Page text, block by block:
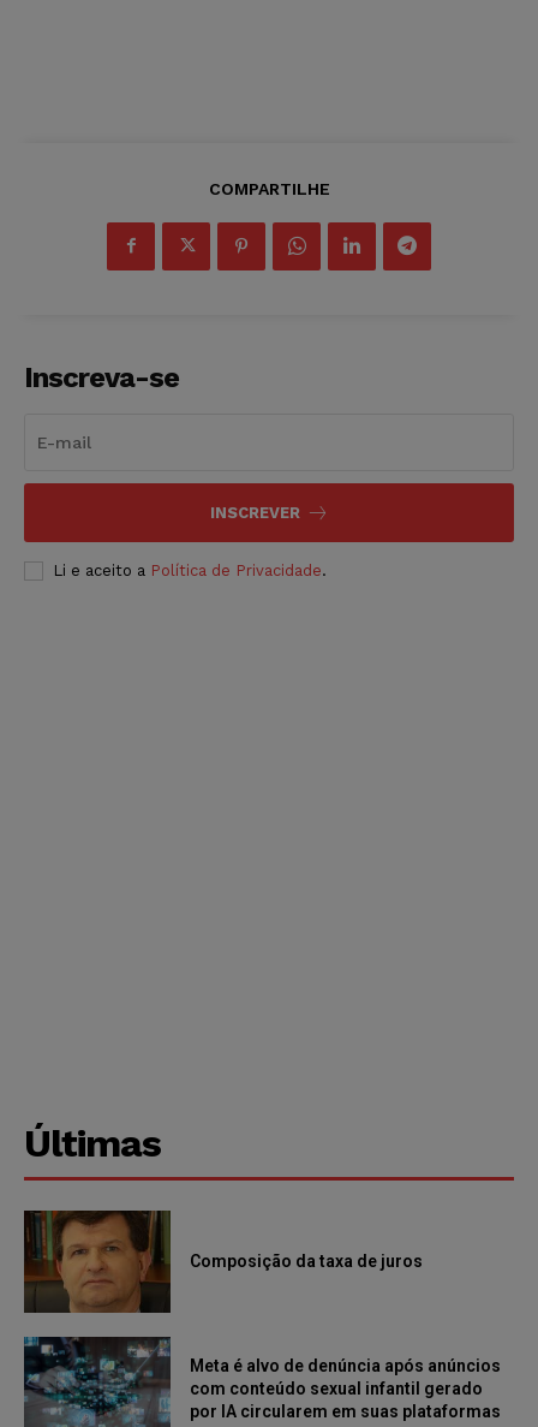
COMPARTILHE
Inscreva-se
INSCREVER
Li e aceito a Política de Privacidade.
Últimas
Composição da taxa de juros
Meta é alvo de denúncia após anúncios
com conteúdo sexual infantil gerado
por IA circularem em suas plataformas